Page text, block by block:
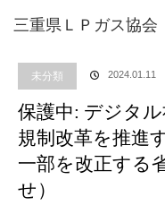
三重県ＬＰガス協会
ブログ
未分類
未分類 2024.01.11
保護中: デジタ
規制改革を推進
一部を改正する
せ）